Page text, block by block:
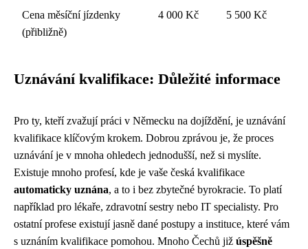
Cena měsíční jízdenky
(přibližně)
4 000 Kč 5 500 Kč
Uznávání kvalifikace: Důležité informace
Pro ty, kteří zvažují práci v Německu na dojíždění, je uznávání
kvalifikace klíčovým krokem. Dobrou zprávou je, že proces
uznávání je v mnoha ohledech jednodušší, než si myslíte.
Existuje mnoho profesí, kde je vaše česká kvalifikace
automaticky uznána, a to i bez zbytečné byrokracie. To platí
například pro lékaře, zdravotní sestry nebo IT specialisty. Pro
ostatní profese existují jasně dané postupy a instituce, které vám
s uznáním kvalifikace pomohou. Mnoho Čechů již úspěšně